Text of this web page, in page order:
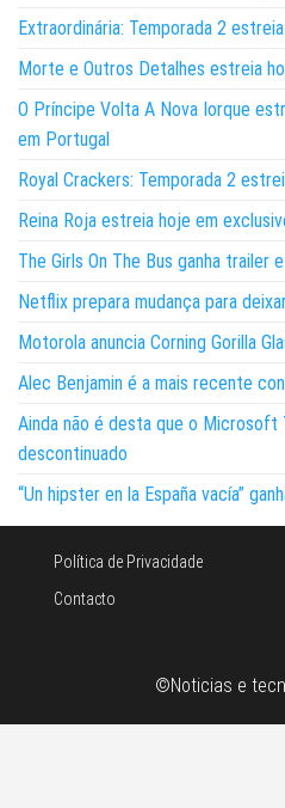
Extraordinária: Temporada 2
Morte e Outros Detalhes estreia
O Príncipe Volta A Nova Iorque
em Portugal
Royal Crackers: Temporada 2
Reina Roja estreia hoje em
The Girls On The Bus ganha trailer
Netflix prepara mudança para
Motorola anuncia Corning Gorilla
Alec Benjamin é a mais recente
Ainda não é desta que o Microsoft
descontinuado
“Un hipster en la España vacía”
Política de Privacidade
Contacto
©Noticias e